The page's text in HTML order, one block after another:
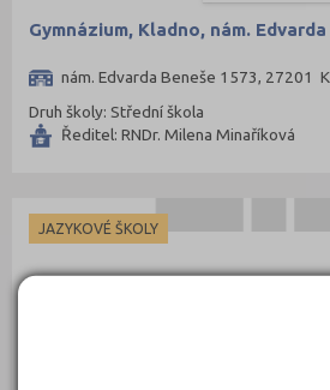
Gymnázium, Kladno, nám.
nám. Edvarda Beneše 1573, 27201
Druh školy: Střední škola
Ředitel: RNDr. Milena Minaříková
JAZYKOVÉ ŠKOLY